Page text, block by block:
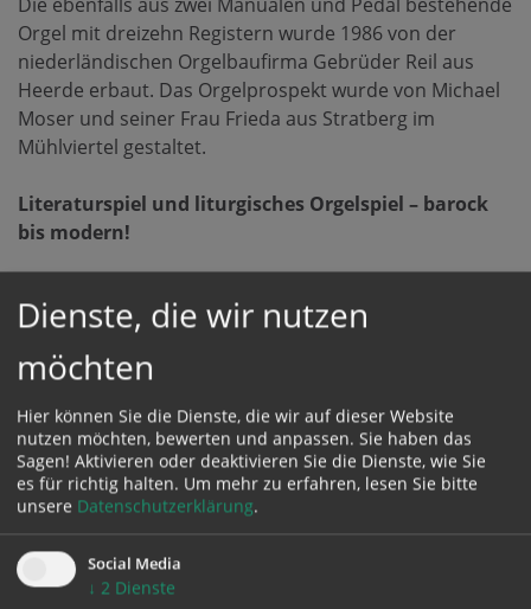
Orgel mit dreizehn Registern wurde 1986 von der
niederländischen Orgelbaufirma Gebrüder Reil aus
Heerde erbaut. Das Orgelprospekt wurde von Michael
Moser und seiner Frau Frieda aus Stratberg im
Mühlviertel gestaltet.
Literaturspiel und liturgisches Orgelspiel – barock
bis modern!
Wolfgang Kreuzhuber und Referentin Franziska
und Modernes gab’s da zu hören. Neben Johann
Sebastian Bachs (1685–1750) „ Was Gott tut, das ist
wohlgetan“ wurden auch Johann Ludwig Krebs' (1713–
1780) Präludium pro Organo pleno in F und das
Choralvorspiel „Nun freut euch, lieben Christen gmein“
musiziert. Einen Ausflug in die Klassik gab’s mit Johann
Friedrich Doles' (1715–1797) Choralmeditation „
Jesu, wir sind hier“ und der Romantiker Alexandre
Guilmant (1837–1911) bot mit seiner Choralintonation
Dienste, die wir nutzen
möchten
Hier können Sie die Dienste, die wir auf dieser Website
nutzen möchten, bewerten und anpassen. Sie haben das
Sagen! Aktivieren oder deaktivieren Sie die Dienste, wie Sie
es für richtig halten. Um mehr zu erfahren, lesen Sie bitte
unsere Datenschutzerklärung.
Social Media
↓ 2 Dienste